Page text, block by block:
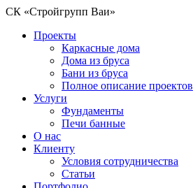
СК «Стройгрупп Ваи»
Проекты
Каркасные дома
Дома из бруса
Бани из бруса
Полное описание проектов
Услуги
Фундаменты
Печи банные
О нас
Клиенту
Условия сотрудничества
Статьи